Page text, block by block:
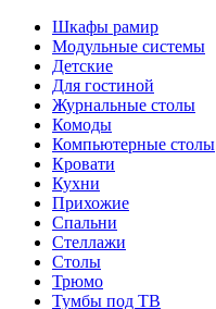
Шкафы рамир
Модульные системы
Детские
Для гостиной
Журнальные столы
Комоды
Компьютерные столы
Кровати
Кухни
Прихожие
Спальни
Стеллажи
Столы
Трюмо
Тумбы под ТВ